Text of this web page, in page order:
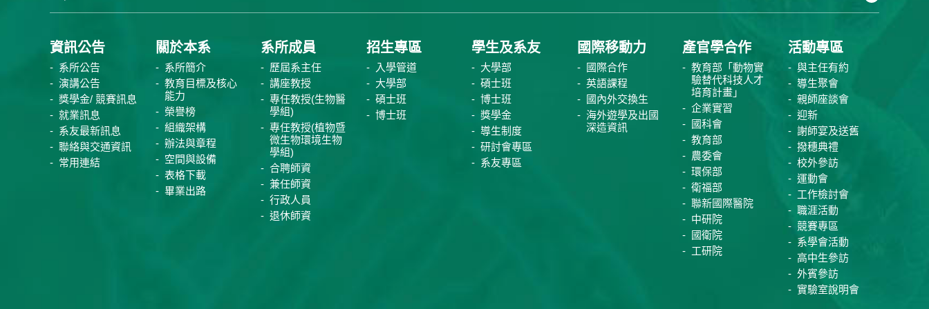
資訊公告
系所公告
演講公告
獎學金/ 競賽訊息
就業訊息
系友最新訊息
聯絡與交通資訊
常用連結
關於本系
系所簡介
教育目標及核心
能力
榮譽榜
組織架構
辦法與章程
空間與設備
表格下載
畢業出路
系所成員
歷屆系主任
講座教授
專任教授(生物醫
學組)
專任教授(植物暨
微生物環境生物
學組)
合聘師資
兼任師資
行政人員
退休師資
招生專區
入學管道
大學部
碩士班
博士班
學生及系友
大學部
碩士班
博士班
獎學金
導生制度
研討會專區
系友專區
國際移動力
國際合作
英語課程
國內外交換生
海外遊學及出國
深造資訊
產官學合作
教育部「動物實
驗替代科技人才
培育計畫」
企業實習
國科會
教育部
農委會
環保部
衛福部
聯新國際醫院
中研院
國衛院
工研院
活動專區
與主任有約
導生聚會
親師座談會
迎新
謝師宴及送舊
撥穗典禮
校外參訪
運動會
工作檢討會
職涯活動
競賽專區
系學會活動
高中生參訪
外賓參訪
實驗室說明會